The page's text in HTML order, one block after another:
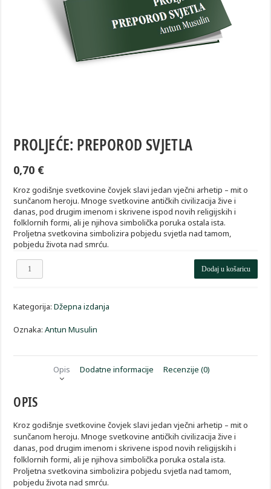
PROLJEĆE: PREPOROD SVJETLA
0,70 €
Kroz godišnje svetkovine čovjek slavi jedan vječni arhetip – mit o
sunčanom heroju. Mnoge svetkovine antičkih civilizacija žive i
danas, pod drugim imenom i skrivene ispod novih religijskih i
folklornih formi, ali je njihova simbolička poruka ostala ista.
Proljetna svetkovina simbolizira pobjedu svjetla nad tamom,
pobjedu života nad smrću.
Proljeće:
preporod
Dodaj u košaricu
Kategorija:Džepna izdanja
Oznaka:Antun Musulin
Opis Dodatne informacije Recenzije (0)
OPIS
Kroz godišnje svetkovine čovjek slavi jedan vječni arhetip – mit o
sunčanom heroju. Mnoge svetkovine antičkih civilizacija žive i
danas, pod drugim imenom i skrivene ispod novih religijskih i
folklornih formi, ali je njihova simbolička poruka ostala ista.
Proljetna svetkovina simbolizira pobjedu svjetla nad tamom,
pobjedu života nad smrću.